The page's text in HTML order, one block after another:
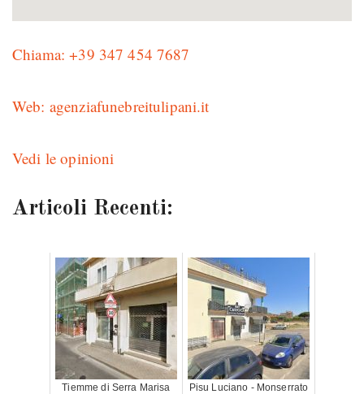
Chiama: +39 347 454 7687
Web: agenziafunebreitulipani.it
Vedi le opinioni
Articoli Recenti:
Tiemme di Serra Marisa
Pisu Luciano - Monserrato